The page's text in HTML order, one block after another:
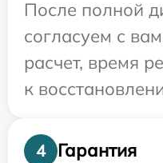
После полной
согласуем с
расчет, время
к
4
Гарантия